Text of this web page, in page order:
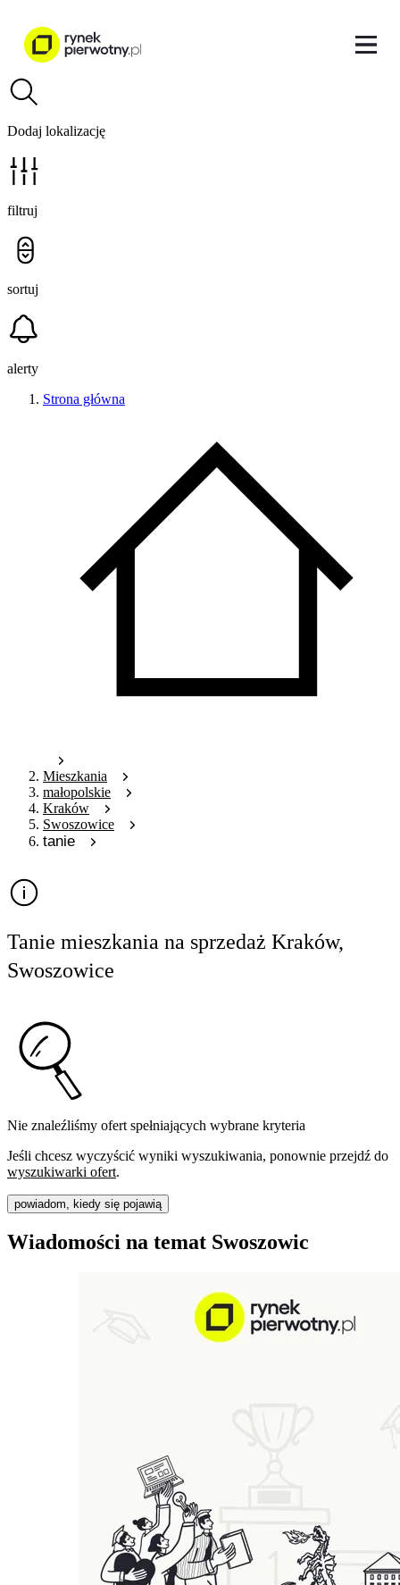
Dodaj lokalizację
filtruj
sortuj
alerty
Strona główna
Mieszkania
małopolskie
Kraków
Swoszowice
tanie
Tanie mieszkania na sprzedaż Kraków,
Swoszowice
Nie znaleźliśmy ofert spełniających wybrane kryteria
Jeśli chcesz wyczyścić wyniki wyszukiwania, ponownie przejdź do
wyszukiwarki ofert.
powiadom, kiedy się pojawią
Wiadomości na temat Swoszowic